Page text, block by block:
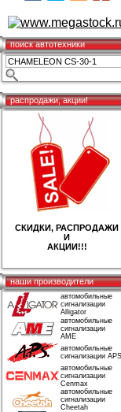
поиск автотехники
распродажи, акции!
СКИДКИ, РАСПРОДАЖИ
И
АКЦИИ!!!
наши производители
автомобильные
сигнализации
Alligator
автомобильные
сигнализации
AME
автомобильные
сигнализации APS
автомобильные
сигнализации
Cenmax
автомобильные
сигнализации
Cheetah